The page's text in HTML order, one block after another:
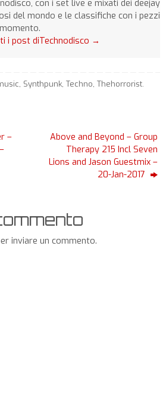
con i set live e mixati dei deejay
del mondo e le classifiche con i pezzi
i post diTechnodisco →
, Synthpunk, Techno, Thehorrorist.
–
Above and Beyond – Group
Therapy 215 Incl Seven
Lions and Jason Guestmix –
20-Jan-2017
inviare un commento.